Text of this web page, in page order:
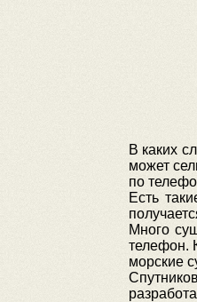
В каких
может
по
Есть
Много
телефон.
морские